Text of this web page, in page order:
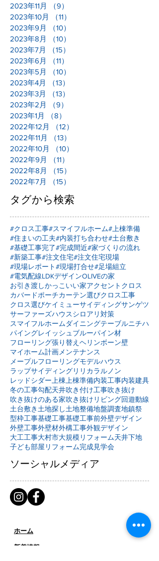
2023年11月
（9）
2023年10月
（11）
2023年9月
（10）
2023年8月
（10）
2023年7月
（15）
2023年6月
（11）
2023年5月
（10）
2023年4月
（13）
2023年3月
（13）
2023年2月
（9）
2023年1月
（8）
2022年12月
（12）
2022年11月
（13）
2022年10月
（10）
2022年9月
（11）
2022年8月
（15）
2022年7月
（15）
タグから検索
#クロス工事#スマイフルホーム#上棟準備
#住まいの工夫#内装打ち合わせ#土台敷き
#基礎工事完了#完成間近#家づくりの流れ
#新築工事#注文住宅#注文住宅現場
#現場レポート#現場打合せ#足場組立
#電気配線LDKデザインOLIVEの家
お引き渡しかっこいい家アクセントクロス
カバードポーチカーテン選びクロス工事
クロス選びケイミューサイディングサンゲツ
サーファーズハウスシロアリ対策
スマイフルホームダイニングテーブルニチハ
パイングレイッシュブルーパイン材
フローリング張り替え ヘリンボーン壁
マイホーム計画メンテナンス
メープルフローリングモデルハウス
ラップサイディングリリカラルノン
レッドシダー上棟上棟準備内装工事内装建具
冬の工事勾配天井吹き付け工事吹き抜け
吹き抜けのある家吹き抜けリビング回遊動線
土台敷き土地探し土地整備地盤調査地鎮祭
型枠工事基礎工事基礎工事前外壁デザイン
外壁工事外壁材外構工事外観デザイン
大工工事大村市大規模リフォーム天井下地
子ども部屋リフォーム完成見学会
ソーシャルメディア
ホーム
新着情報